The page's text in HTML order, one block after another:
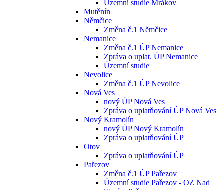
Územní studie Mrákov
Mutěnín
Němčice
Změna č.1 Němčice
Nemanice
Změna č.1 ÚP Nemanice
Zpráva o uplat. ÚP Nemanice
Územní studie
Nevolice
Změna č.1 ÚP Nevolice
Nová Ves
nový ÚP Nová Ves
Zpráva o uplatňování ÚP Nová Ves
Nový Kramolín
nový ÚP Nový Kramolín
Zpráva o uplatňování ÚP
Otov
Zpráva o uplatňování ÚP
Pařezov
Změna č.1 ÚP Pařezov
Územní studie Pařezov - OZ Nad